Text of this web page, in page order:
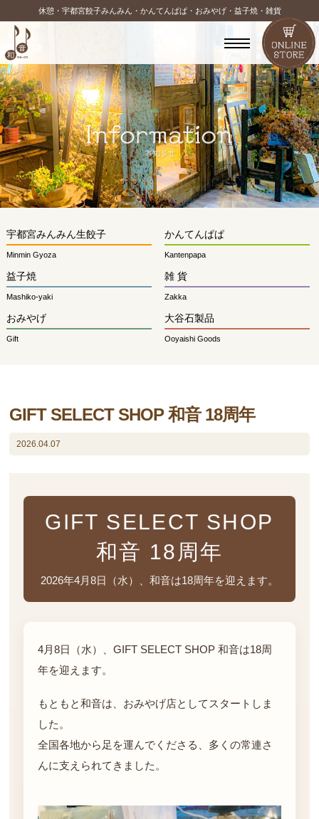
休憩・宇都宮餃子みんみん・かんてんぱぱ・おみやげ・益子焼・雑貨
宇都宮みんみん生餃子
Minmin Gyoza
かんてんぱぱ
Kantenpapa
益子焼
Mashiko-yaki
雑 貨
Zakka
おみやげ
Gift
大谷石製品
Ooyaishi Goods
GIFT SELECT SHOP 和音 18周年
2026.04.07
GIFT SELECT SHOP
和音 18周年
2026年4月8日（水）、和音は18周年を迎えます。
4月8日（水）、GIFT SELECT SHOP 和音は18周
年を迎えます。
もともと和音は、おみやげ店としてスタートしま
した。
全国各地から足を運んでくださる、多くの常連さ
んに支えられてきました。